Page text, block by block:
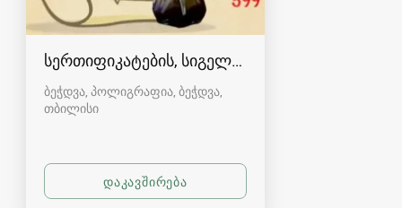
სერთიფიკატების, სიგელების დიზაინი და
ბეჭდვა, პოლიგრაფია, ბეჭდვა
თბილისი